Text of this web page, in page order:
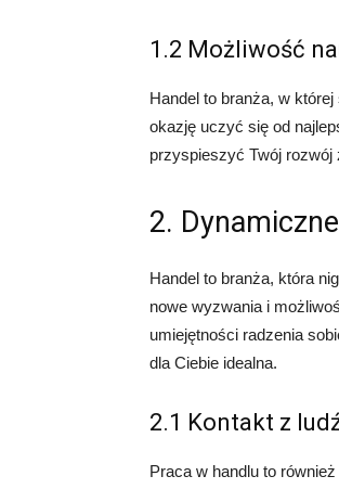
1.2 Możliwość
Handel to branża, w
okazję uczyć się od
przyspieszyć Twój rozwój
2.
Handel to branża, która
nowe wyzwania i
umiejętności radzenia
dla Ciebie idealna.
2.1 Kontakt z
Praca w handlu to